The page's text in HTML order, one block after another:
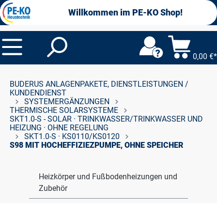
springen Willkommen im PE-KO Shop!
0,00 €*
BUDERUS ANLAGENPAKETE, DIENSTLEISTUNGEN /
KUNDENDIENST
SYSTEMERGÄNZUNGEN
THERMISCHE SOLARSYSTEME
SKT1.0-S - SOLAR · TRINKWASSER/TRINKWASSER UND
HEIZUNG · OHNE REGELUNG
SKT1.0-S · KS0110/KS0120
S98 MIT HOCHEFFIZIEZPUMPE, OHNE SPEICHER
Heizkörper und Fußbodenheizungen und
Zubehör